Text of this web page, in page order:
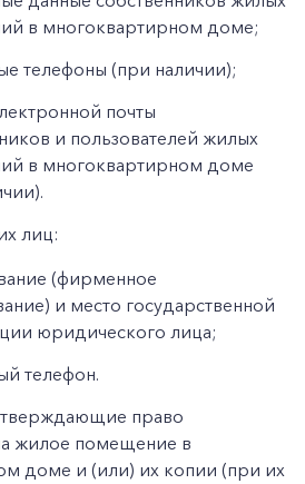
в многоквартирном доме;
телефоны (при наличии);
почты
и пользователей жилых
в многоквартирном доме
лиц:
(фирменное
и место государственной
юридического лица;
телефон.
право
жилое помещение в
доме и (или) их копии (при их